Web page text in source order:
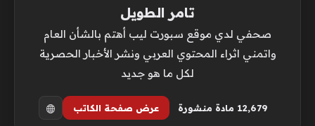
تامر الطويل
صحفي لدي موقع سبورت ليب أهتم بالشأن العام
واتمني اثراء المحتوي العربي ونشر الأخبار الحصرية
لكل ما هو جديد
12٬679 مادة منشورة عرض صفحة الكاتب